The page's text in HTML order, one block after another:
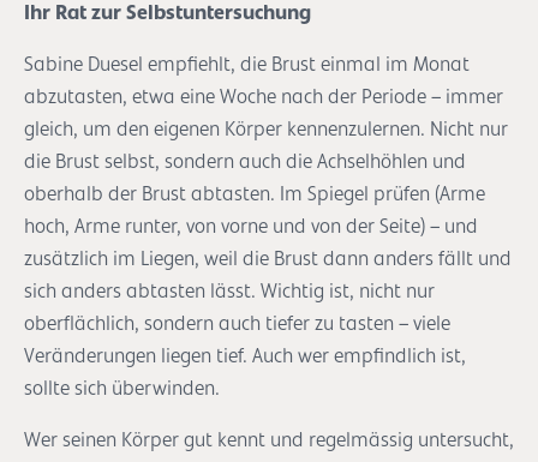
Ihr Rat zur Selbstuntersuchung
Sabine Duesel empfiehlt, die Brust einmal im Monat
abzutasten, etwa eine Woche nach der Periode – immer
gleich, um den eigenen Körper kennenzulernen. Nicht nur
die Brust selbst, sondern auch die Achselhöhlen und
oberhalb der Brust abtasten. Im Spiegel prüfen (Arme
hoch, Arme runter, von vorne und von der Seite) – und
zusätzlich im Liegen, weil die Brust dann anders fällt und
sich anders abtasten lässt. Wichtig ist, nicht nur
oberflächlich, sondern auch tiefer zu tasten – viele
Veränderungen liegen tief. Auch wer empfindlich ist,
sollte sich überwinden.
Wer seinen Körper gut kennt und regelmässig untersucht,